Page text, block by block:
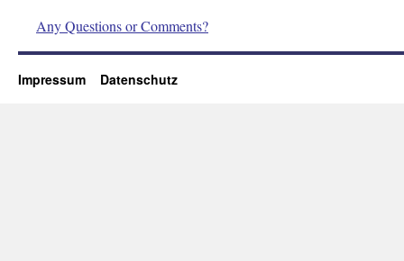
Any Questions or Comments?
Impressum Datenschutz